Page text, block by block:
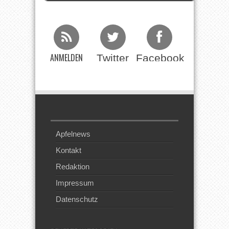
ANMELDEN Twitter Facebook
Apfelnews
Kontakt
Redaktion
Impressum
Datenschutz